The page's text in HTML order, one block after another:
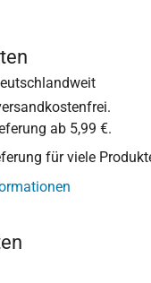
ab 5,99 €.
für viele